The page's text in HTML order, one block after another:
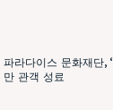
파라다이스 문화재단,
만 관객 성료